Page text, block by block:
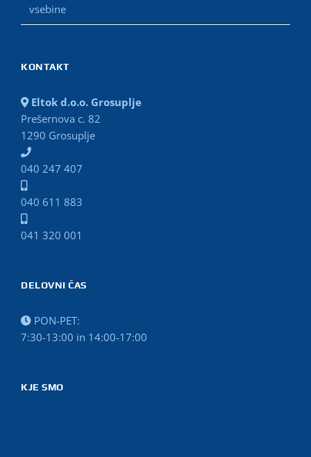
vsebine
KONTAKT
Eltok d.o.o. Grosuplje
Prešernova c. 82
1290 Grosuplje
040 247 407
040 611 883
041 320 001
DELOVNI ČAS
PON-PET:
7:30-13:00 in 14:00-17:00
KJE SMO